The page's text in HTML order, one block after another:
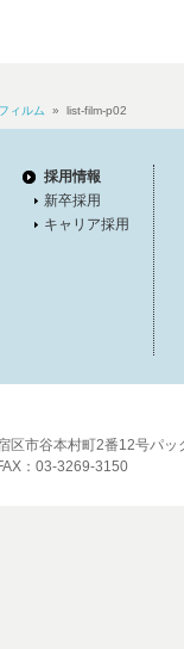
フィルム » list-film-p02
採用情報
新卒採用
キャリア採用
市谷本村町2番12号パッ
：03-3269-3150